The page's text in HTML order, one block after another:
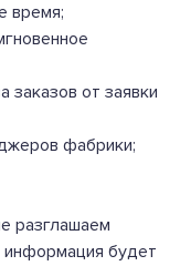
время;
заказов от заявки
фабрики;
разглашаем
информация будет